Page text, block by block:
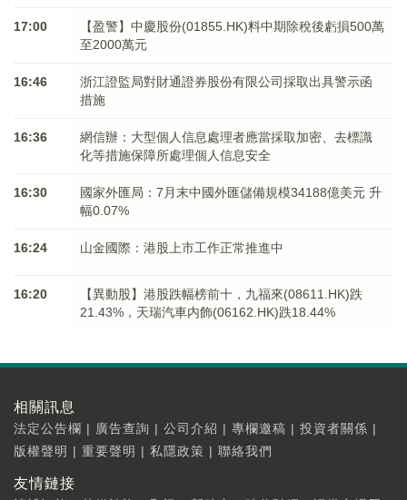
17:00
【盈警】中慶股份(01855.HK)料中期除稅後虧損500萬
至2000萬元
16:46
浙江證監局對財通證券股份有限公司採取出具警示函
措施
16:36
網信辦：大型個人信息處理者應當採取加密、去標識
化等措施保障所處理個人信息安全
16:30
國家外匯局：7月末中國外匯儲備規模34188億美元 升
幅0.07%
16:24 山金國際：港股上市工作正常推進中
16:20
【異動股】港股跌幅榜前十，九福來(08611.HK)跌
21.43%，天瑞汽車内飾(06162.HK)跌18.44%
相關訊息
法定公告欄 | 廣告查詢 | 公司介紹 | 專欄邀稿 | 投資者關係 |
版權聲明 | 重要聲明 | 私隱政策 | 聯絡我們
友情鏈接